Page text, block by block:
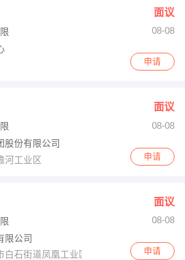
面议
08-08
申请
面议
08-08
股份有限公司
河工业区
申请
面议
08-08
限公司
白石街道凤凰工业区30号
申请